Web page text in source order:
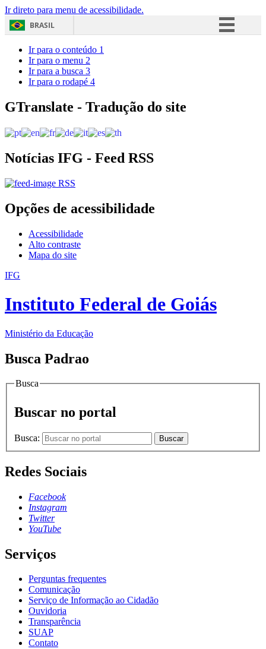
Ir direto para menu de acessibilidade.
BRASIL
Acesso à informação
Ir para o conteúdo 1
Ir para o menu 2
Ir para a busca 3
Ir para o rodapé 4
GTranslate - Tradução do site
Notícias IFG - Feed RSS
RSS
Opções de acessibilidade
Acessibilidade
Alto contraste
Mapa do site
IFG
Instituto Federal de Goiás
Ministério da Educação
Busca Padrao
Busca
Buscar no portal
Busca: Buscar
Redes Sociais
Facebook
Instagram
Twitter
YouTube
Serviços
Perguntas frequentes
Comunicação
Serviço de Informação ao Cidadão
Ouvidoria
Transparência
SUAP
Contato